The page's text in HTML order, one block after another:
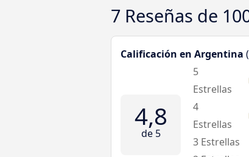
7 Reseñas de
Calificación en Argentina
4,8
de 5
5
Estrellas
4
Estrellas
3 Estrellas